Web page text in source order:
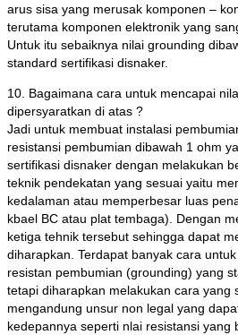
arus sisa yang merusak komponen –
terutama komponen elektronik yang
Untuk itu sebaiknya nilai grounding
standard sertifikasi disnaker.
10. Bagaimana cara untuk mencapai
dipersyaratkan di atas ?
Jadi untuk membuat instalasi
resistansi pembumian dibawah 1 ohm
sertifikasi disnaker dengan melakukan
teknik pendekatan yang sesuai yaitu
kedalaman atau memperbesar luas
kbael BC atau plat tembaga). Dengan
ketiga tehnik tersebut sehingga dapat
diharapkan. Terdapat banyak cara
resistan pembumian (grounding) yang
tetapi diharapkan melakukan cara yang
mengandung unsur non legal yang
kedepannya seperti nlai resistansi yang